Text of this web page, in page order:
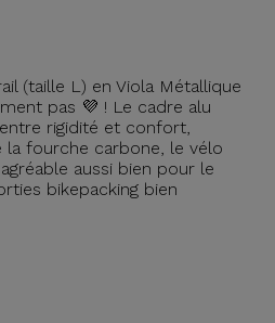
(taille L) en Viola Métallique
pas 💜 ! Le cadre alu
rigidité et confort,
la fourche carbone, le vélo
aussi bien pour le
bikepacking bien